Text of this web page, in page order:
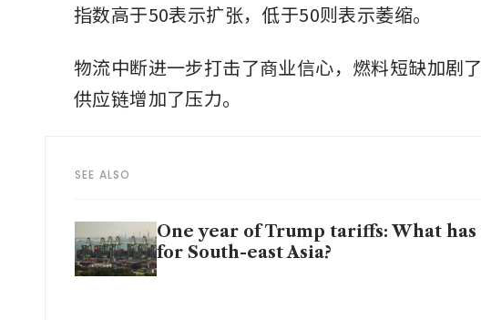
指数高于50表示扩张，低于50则表示萎缩。
物流中断进一步打击了商业信心，燃料短缺加剧
供应链增加了压力。
SEE ALSO
One year of Trump tariffs: What has
for South-east Asia?